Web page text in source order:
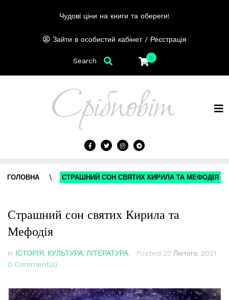
Чудові ціни на книги та обереги!
Зайти в особистий кабінет / Реєстрація
0
Search
ГОЛОВНА \ СТРАШНИЙ СОН СВЯТИХ КИРИЛА ТА МЕФОДІЯ
Страшний сон святих Кирила та
Мефодія
In ІСТОРІЯ КУЛЬТУРА ЛІТЕРАТУРА Posted 25 Лютого, 2021
0 Comment(s)